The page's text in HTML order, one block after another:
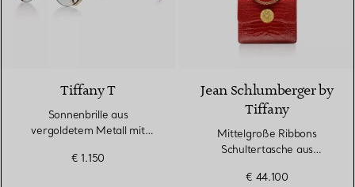
2 Farben
Tiffany T
Sonnenbrille aus
vergoldetem Metall mit
Farbverlauf
€ 1.150
Jean Schlumberger by
Tiffany
Mittelgroße Ribbons
Schultertasche aus
€ 44.100